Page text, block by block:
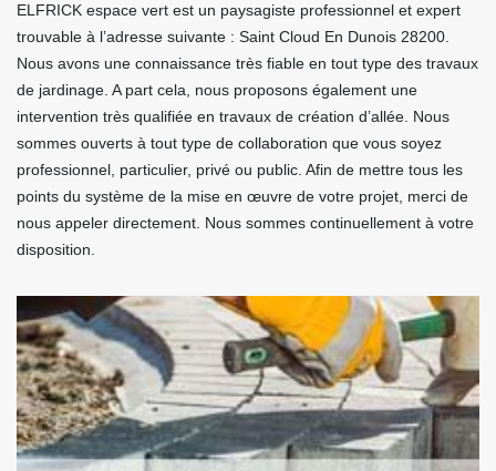
ELFRICK espace vert est un paysagiste professionnel et expert
trouvable à l’adresse suivante : Saint Cloud En Dunois 28200.
Nous avons une connaissance très fiable en tout type des travaux
de jardinage. A part cela, nous proposons également une
intervention très qualifiée en travaux de création d’allée. Nous
sommes ouverts à tout type de collaboration que vous soyez
professionnel, particulier, privé ou public. Afin de mettre tous les
points du système de la mise en œuvre de votre projet, merci de
nous appeler directement. Nous sommes continuellement à votre
disposition.